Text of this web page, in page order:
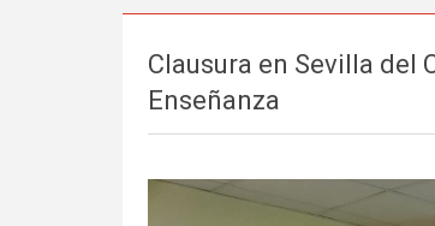
Clausura en Sevilla del
Enseñanza